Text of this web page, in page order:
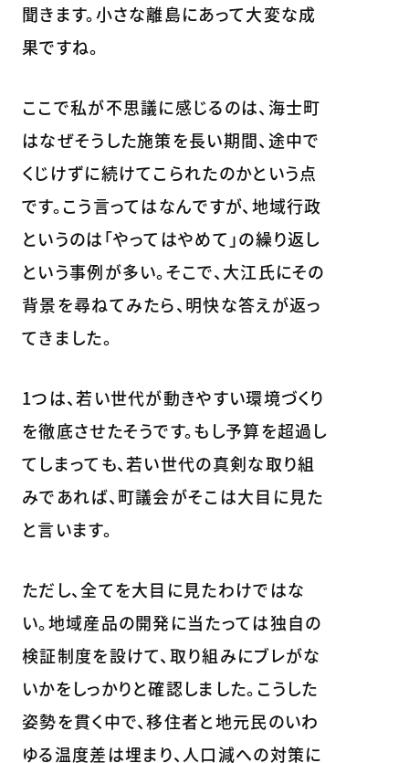
聞きます。小さな離島にあって大変な成
果ですね。
ここで私が不思議に感じるのは、海士町
はなぜそうした施策を長い期間、途中で
くじけずに続けてこられたのかという点
です。こう言ってはなんですが、地域行政
というのは「やってはやめて」の繰り返し
という事例が多い。そこで、大江氏にその
背景を尋ねてみたら、明快な答えが返っ
てきました。
1つは、若い世代が動きやすい環境づくり
を徹底させたそうです。もし予算を超過し
てしまっても、若い世代の真剣な取り組
みであれば、町議会がそこは大目に見た
と言います。
ただし、全てを大目に見たわけではな
い。地域産品の開発に当たっては独自の
検証制度を設けて、取り組みにブレがな
いかをしっかりと確認しました。こうした
姿勢を貫く中で、移住者と地元民のいわ
ゆる温度差は埋まり、人口減への対策に